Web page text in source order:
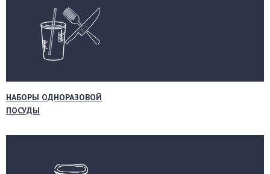
НАБОРЫ ОДНОРАЗОВОЙ
ПОСУДЫ